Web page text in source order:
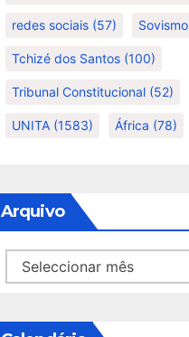
redes sociais (57) Sovismo
Tchizé dos Santos (100)
Tribunal Constitucional (52)
UNITA (1583) África (78)
Arquivo
Arquivo